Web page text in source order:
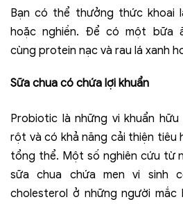
Bạn có thể thưởng thức khoai
hoặc nghiền. Để có một bữa
cùng protein nạc và rau lá xanh
Sữa chua có chứa lợi khuẩn
Probiotic là những vi khuẩn
rột và có khả năng cải thiện tiêu
tổng thể. Một số nghiên cứu từ
sữa chua chứa men vi sinh
cholesterol ở những người mắc